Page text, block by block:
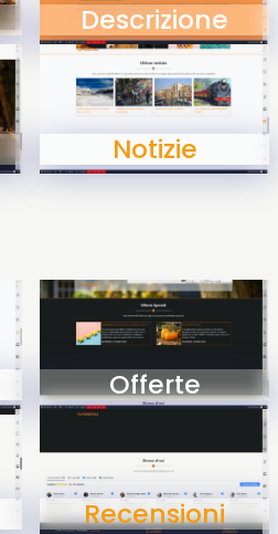
Descrizione
Notizie
Offerte
Recensioni